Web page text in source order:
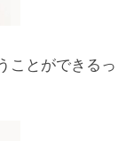
ことができるっ